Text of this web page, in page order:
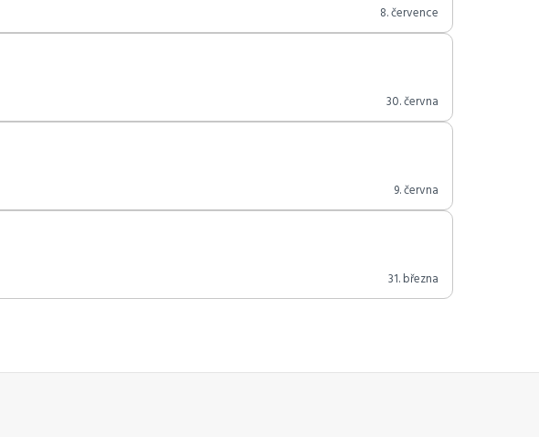
8. července
30. června
9. června
31. března